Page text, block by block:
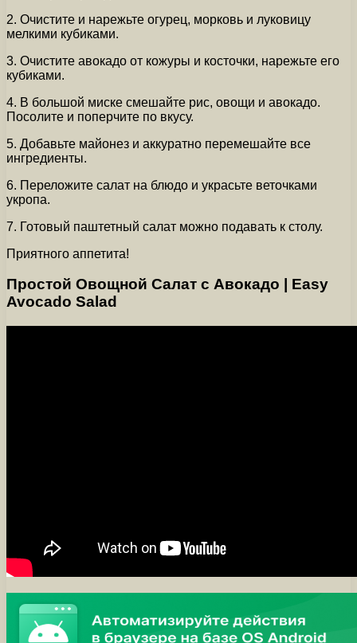
2. Очистите и нарежьте огурец, морковь и луковицу
мелкими кубиками.
3. Очистите авокадо от кожуры и косточки, нарежьте его
кубиками.
4. В большой миске смешайте рис, овощи и авокадо.
Посолите и поперчите по вкусу.
5. Добавьте майонез и аккуратно перемешайте все
ингредиенты.
6. Переложите салат на блюдо и украсьте веточками
укропа.
7. Готовый паштетный салат можно подавать к столу.
Приятного аппетита!
Простой Овощной Салат с Авокадо | Easy
Avocado Salad